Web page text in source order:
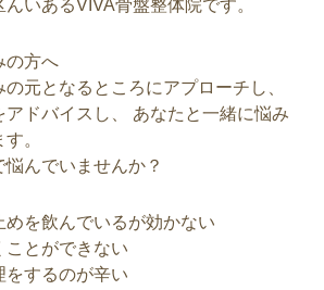
いあるVIVA骨盤整体院です。
の方へ
元となるところにアプローチし、
ドバイスし、 あなたと一緒に悩み
。
んでいませんか？
めを飲んでいるが効かない
ことができない
をするのが辛い